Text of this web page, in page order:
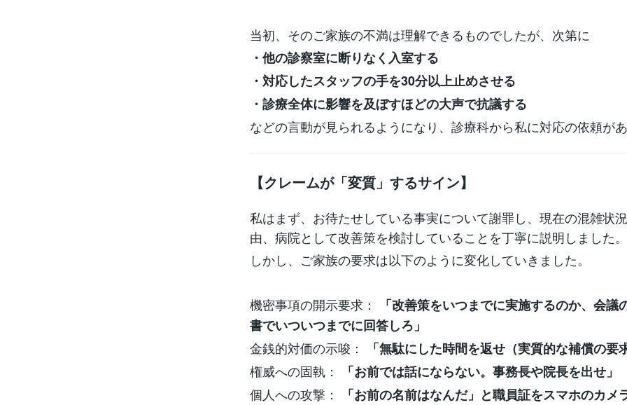
当初、そのご家族の不満は理解できるものでしたが、次第に
・他の診察室に断りなく入室する
・対応したスタッフの手を30分以上止めさせる
・診療全体に影響を及ぼすほどの大声で抗議する
などの言動が見られるようになり、診療科から私に対応の依頼が
【クレームが「変質」するサイン】
私はまず、お待たせしている事実について謝罪し、現在の混雑状
由、病院として改善策を検討していることを丁寧に説明しました。
しかし、ご家族の要求は以下のように変化していきました。
機密事項の開示要求：
「改善策をいつまでに実施するのか、会議
書でいついつまでに回答しろ」
金銭的対価の示唆：
「無駄にした時間を返せ（実質的な補償の要
権威への固執：
「お前では話にならない。事務長や院長を出せ」
個人への攻撃：
「お前の名前はなんだ」と職員証をスマホのカメ